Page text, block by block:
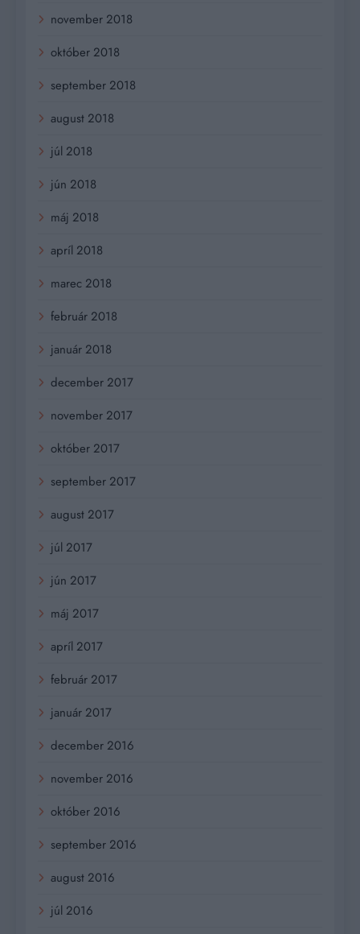
november 2018
október 2018
september 2018
august 2018
júl 2018
jún 2018
máj 2018
apríl 2018
marec 2018
február 2018
január 2018
december 2017
november 2017
október 2017
september 2017
august 2017
júl 2017
jún 2017
máj 2017
apríl 2017
február 2017
január 2017
december 2016
november 2016
október 2016
september 2016
august 2016
júl 2016